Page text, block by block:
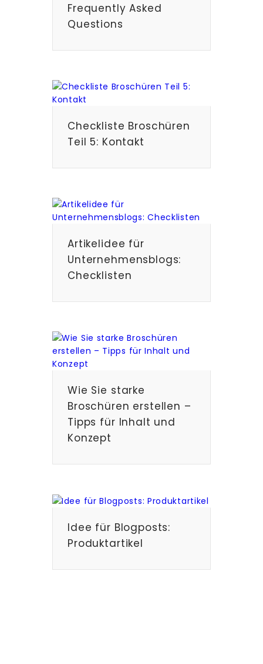
Frequently Asked
Questions
Checkliste Broschüren
Teil 5: Kontakt
Artikelidee für
Unternehmensblogs:
Checklisten
Wie Sie starke
Broschüren erstellen –
Tipps für Inhalt und
Konzept
Idee für Blogposts:
Produktartikel